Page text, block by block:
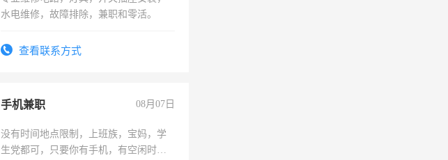
水电维修，故障排除，兼职和零活。
查看联系方式
手机兼职 08月07日
没有时间地点限制，上班族，宝妈，学
生党都可，只要你有手机，有空闲时